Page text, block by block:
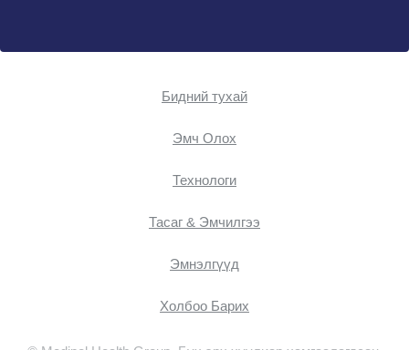
Бидний тухай
Эмч Oлох
Технологи
Тасаг & Эмчилгээ
Эмнэлгүүд
Холбоо Барих